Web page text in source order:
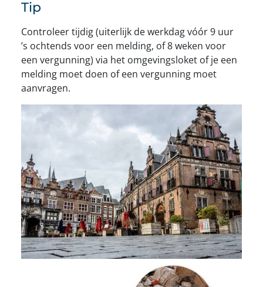
Tip
Controleer tijdig (uiterlijk de werkdag vóór 9 uur
’s ochtends voor een melding, of 8 weken voor
een vergunning) via het omgevingsloket of je een
melding moet doen of een vergunning moet
aanvragen.